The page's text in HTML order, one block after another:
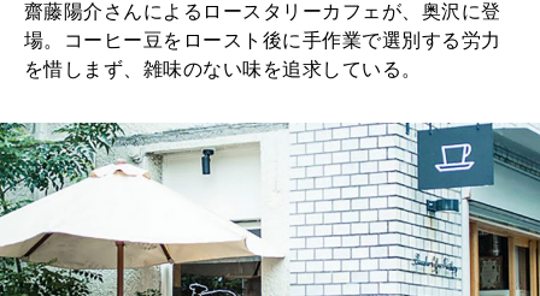
齋藤陽介さんによるロースタリーカフェが、奥沢に登
場。コーヒー豆をロースト後に手作業で選別する労力
を惜しまず、雑味のない味を追求している。